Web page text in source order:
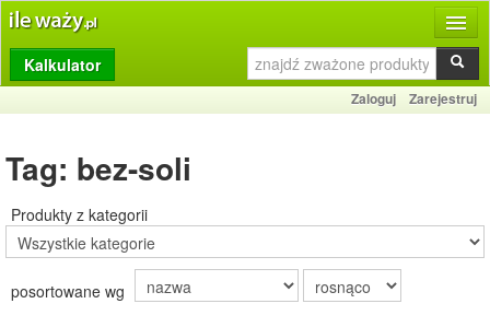
Produkty
Dziennik
Przelicznik
Porady
Słownik
Kalkulator
Zaloguj Zarejestruj
Tag: bez-soli
Produkty z kategorii
posortowane wg